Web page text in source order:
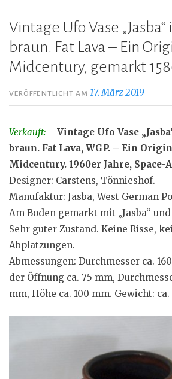
Vintage Ufo Vase
braun. Fat Lava – Ein
Midcentury, gemarkt
VERÖFFENTLICHT AM17. März 2019
Verkauft: – Vintage Ufo Vase
braun. Fat Lava, WGP. – Ein
Midcentury. 1960er Jahre, Space-
Designer: Carstens, Tönnieshof.
Manufaktur: Jasba, West German
Am Boden gemarkt mit „Jasba“ und
Sehr guter Zustand. Keine Risse,
Abplatzungen.
Abmessungen: Durchmesser ca.
der Öffnung ca. 75 mm,
mm, Höhe ca. 100 mm. Gewicht: